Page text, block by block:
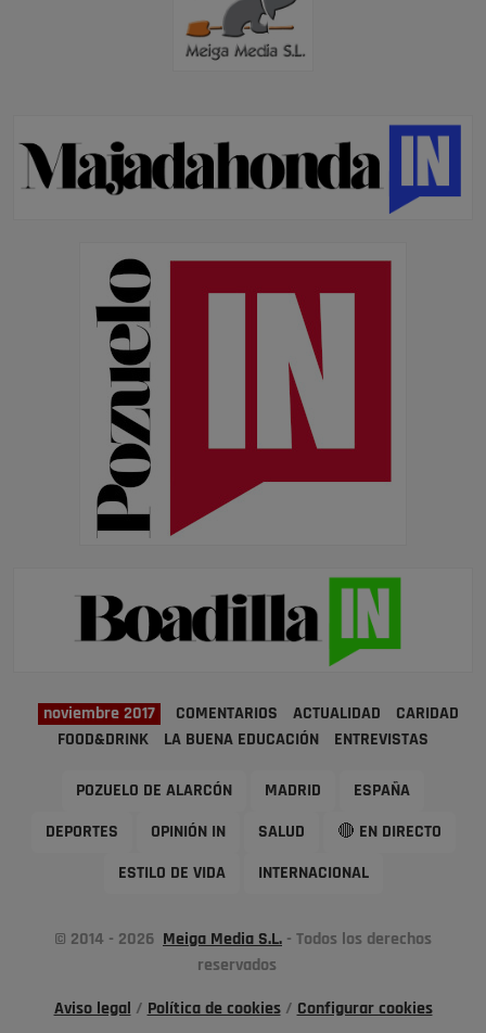
noviembre 2017 COMENTARIOS ACTUALIDAD
CARIDAD
FOOD&DRINK
LA BUENA EDUCACIÓN ENTREVISTAS
POZUELO DE ALARCÓN MADRID ESPAÑA
DEPORTES OPINIÓN IN SALUD 🔴 EN DIRECTO
ESTILO DE VIDA INTERNACIONAL
© 2014 - 2026 Meiga Media S.L. - Todos los derechos
reservados
Aviso legal / Política de cookies/ Configurar cookies